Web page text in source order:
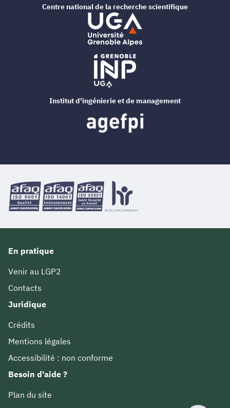
En pratique
Venir au LGP2
Contacts
Juridique
Crédits
Mentions légales
Accessibilité : non conforme
Besoin d'aide ?
Plan du site
Centre national de la recherche scientifique
Institut d'ingénierie et de management